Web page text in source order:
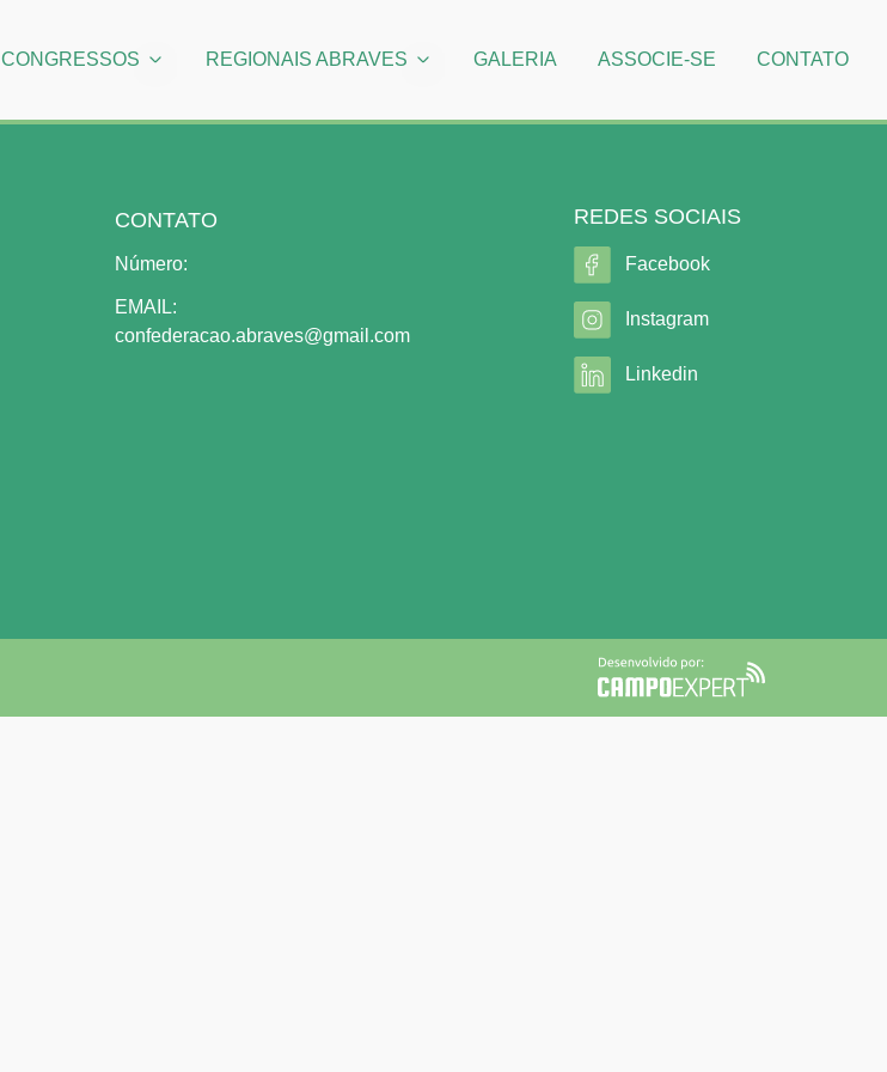
CONGRESSOS REGIONAIS ABRAVES GALERIA ASSOCIE-SE CONTATO
CONTATO
Número:
EMAIL:
confederacao.abraves@gmail.com
REDES SOCIAIS
Facebook
Instagram
Linkedin